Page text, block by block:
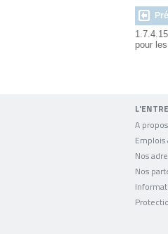
pour
A
Emplois
Nos
Nos